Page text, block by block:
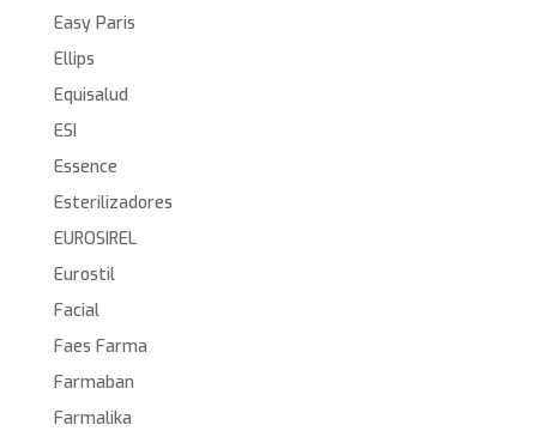
Easy Paris
Ellips
Equisalud
ESI
Essence
Esterilizadores
EUROSIREL
Eurostil
Facial
Faes Farma
Farmaban
Farmalika